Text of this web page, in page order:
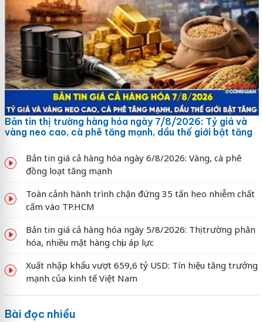
Bản tin thị trường hàng hóa ngày 7/8/2026: Tỷ giá và
vàng neo cao, cà phê tăng mạnh, dầu thế giới bật tăng
Bản tin giá cả hàng hóa ngày 6/8/2026: Vàng, cà phê
đồng loạt tăng mạnh
Toàn cảnh hành trình chặn đứng 35 tấn heo nhiễm chất
cấm vào TP.HCM
Bản tin giá cả hàng hóa ngày 5/8/2026: Thị trường phân
hóa, nhiều mặt hàng chịu áp lực
Xuất nhập khẩu vượt 659,6 tỷ USD: Tín hiệu tăng trưởng
mạnh của kinh tế Việt Nam
Bài đọc nhiều